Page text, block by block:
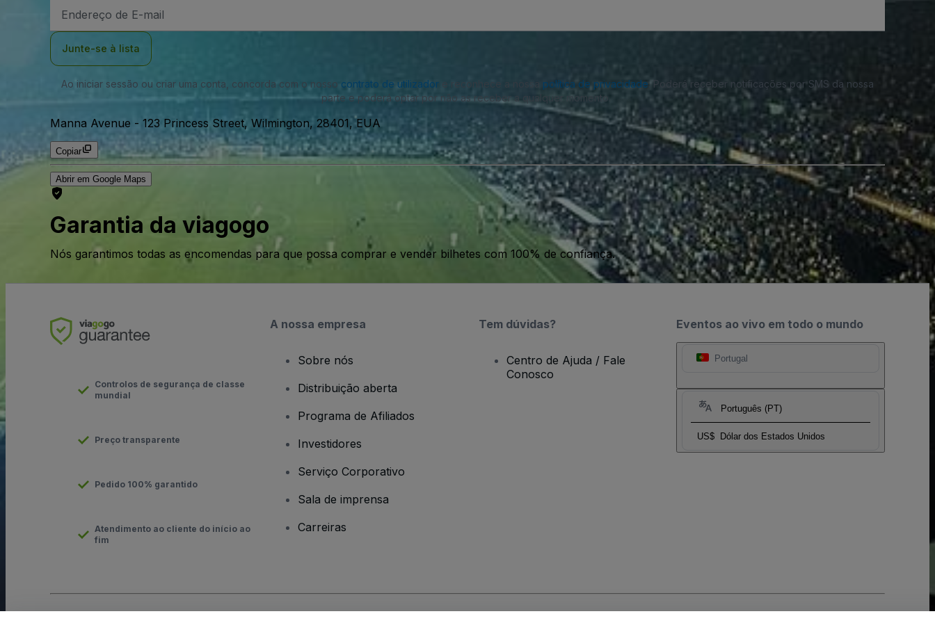
de
Junte-se à lista
Ao iniciar sessão ou criar uma conta, concorda com o nosso contrato de utilizador política de privacidade . Poderá receber notificações por SMS da nossa
parte e poderá optar por não as receber a qualquer momento.
Manna Avenue - 123 Princess Street, Wilmington, 28401, EUA
Copiar
Abrir em Google Maps
Garantia da viagogo
Nós garantimos todas as encomendas para que possa comprar e vender bilhetes com 100% de confiança.
Eventos ao vivo em todo o mundo
Portugal
Português (PT)
US$ Dólar dos Estados Unidos
Controlos de segurança de classe
mundial
Preço transparente
Pedido 100% garantido
Atendimento ao cliente do início ao
fim
A nossa empresa
Sobre nós
Distribuição aberta
Programa de Afiliados
Investidores
Serviço Corporativo
Sala de imprensa
Carreiras
Tem dúvidas?
Centro de Ajuda / Fale
Conosco